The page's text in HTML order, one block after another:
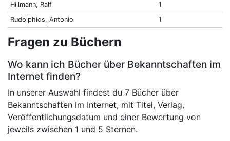
Hillmann, Ralf
1
Rudolphios, Antonio
1
Fragen zu Büchern
Wo kann ich Bücher über Bekanntschaften im
Internet finden?
In unserer Auswahl findest du 7 Bücher über
Bekanntschaften im Internet, mit Titel, Verlag,
Veröffentlichungsdatum und einer Bewertung von
jeweils zwischen 1 und 5 Sternen.